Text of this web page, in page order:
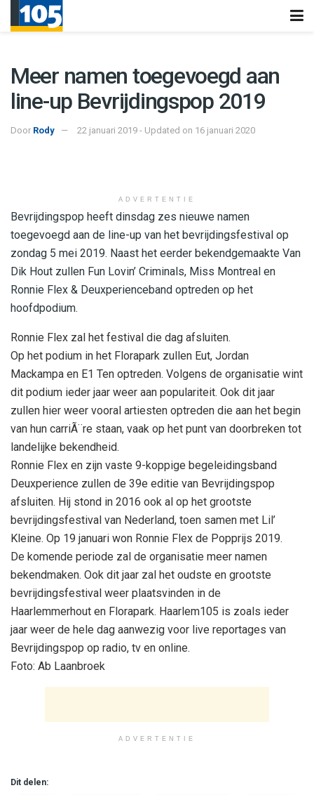
Meer namen toegevoegd aan
line-up Bevrijdingspop 2019
Door Rody 22 januari 2019 - Updated on 16 januari 2020
ADVERTENTIE
Bevrijdingspop heeft dinsdag zes nieuwe namen
toegevoegd aan de line-up van het bevrijdingsfestival op
zondag 5 mei 2019. Naast het eerder bekendgemaakte Van
Dik Hout zullen Fun Lovin’ Criminals, Miss Montreal en
Ronnie Flex & Deuxperienceband optreden op het
hoofdpodium.
Ronnie Flex zal het festival die dag afsluiten.
Op het podium in het Florapark zullen Eut, Jordan
Mackampa en E1 Ten optreden. Volgens de organisatie wint
dit podium ieder jaar weer aan populariteit. Ook dit jaar
zullen hier weer vooral artiesten optreden die aan het begin
van hun carriÃ¨re staan, vaak op het punt van doorbreken tot
landelijke bekendheid.
Ronnie Flex en zijn vaste 9-koppige begeleidingsband
Deuxperience zullen de 39e editie van Bevrijdingspop
afsluiten. Hij stond in 2016 ook al op het grootste
bevrijdingsfestival van Nederland, toen samen met Lil’
Kleine. Op 19 januari won Ronnie Flex de Popprijs 2019.
De komende periode zal de organisatie meer namen
bekendmaken. Ook dit jaar zal het oudste en grootste
bevrijdingsfestival weer plaatsvinden in de
Haarlemmerhout en Florapark. Haarlem105 is zoals ieder
jaar weer de hele dag aanwezig voor live reportages van
Bevrijdingspop op radio, tv en online.
Foto: Ab Laanbroek
ADVERTENTIE
Dit delen: